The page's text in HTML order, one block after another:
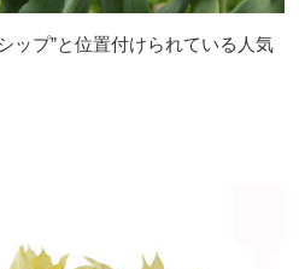
ップ”と位置付けられている人気